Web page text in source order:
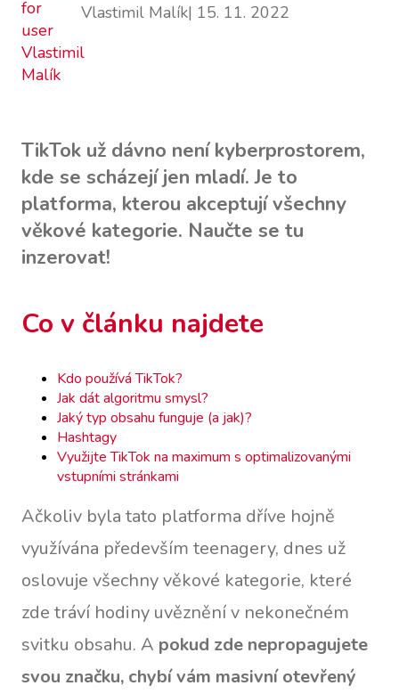
Vlastimil Malík| 15. 11. 2022
TikTok už dávno není kyberprostorem,
kde se scházejí jen mladí. Je to
platforma, kterou akceptují všechny
věkové kategorie. Naučte se tu
inzerovat!
Co v článku najdete
Kdo používá TikTok?
Jak dát algoritmu smysl?
Jaký typ obsahu funguje (a jak)?
Hashtagy
Využijte TikTok na maximum s optimalizovanými
vstupními stránkami
Ačkoliv byla tato platforma dříve hojně
využívána především teenagery, dnes už
oslovuje všechny věkové kategorie, které
zde tráví hodiny uvěznění v nekonečném
svitku obsahu. A pokud zde nepropagujete
svou značku, chybí vám masivní otevřený